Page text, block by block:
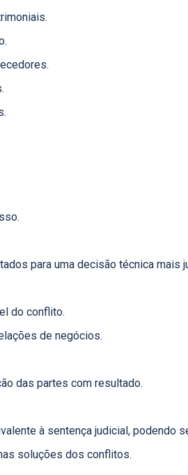
para uma decisão técnica mais
do conflito.
de negócios.
das partes com resultado.
à sentença judicial, podendo
soluções dos conflitos.